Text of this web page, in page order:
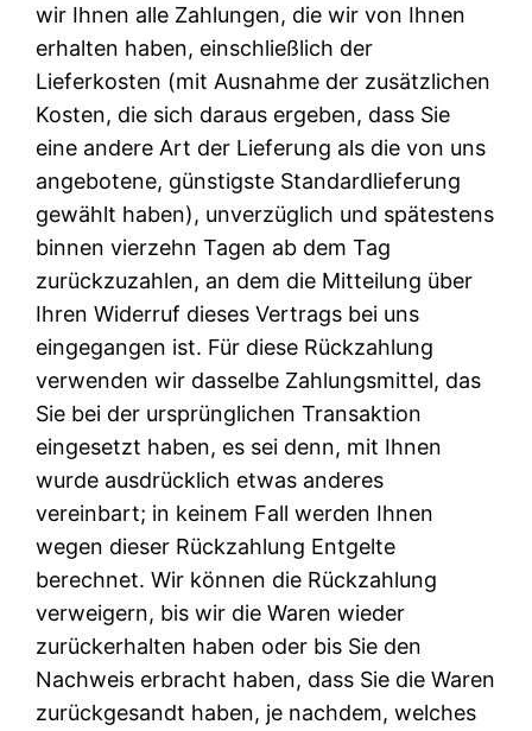
wir Ihnen alle Zahlungen, die wir von Ihnen
erhalten haben, einschließlich der
Lieferkosten (mit Ausnahme der zusätzlichen
Kosten, die sich daraus ergeben, dass Sie
eine andere Art der Lieferung als die von uns
angebotene, günstigste Standardlieferung
gewählt haben), unverzüglich und spätestens
binnen vierzehn Tagen ab dem Tag
zurückzuzahlen, an dem die Mitteilung über
Ihren Widerruf dieses Vertrags bei uns
eingegangen ist. Für diese Rückzahlung
verwenden wir dasselbe Zahlungsmittel, das
Sie bei der ursprünglichen Transaktion
eingesetzt haben, es sei denn, mit Ihnen
wurde ausdrücklich etwas anderes
vereinbart; in keinem Fall werden Ihnen
wegen dieser Rückzahlung Entgelte
berechnet. Wir können die Rückzahlung
verweigern, bis wir die Waren wieder
zurückerhalten haben oder bis Sie den
Nachweis erbracht haben, dass Sie die Waren
zurückgesandt haben, je nachdem, welches